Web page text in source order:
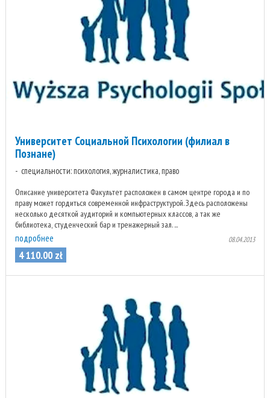
Университет Социальной Психологии (филиал в
Познане)
специальности: психология, журналистика, право
Описание университета Факультет расположен в самом центре города и по
праву может гордиться современной инфраструктурой. Здесь расположены
несколько десяткой аудиторий и компьютерных классов, а так же
библиотека, студенческий бар и тренажерный зал. ...
подробнее 08.04.2013
4 110.00 zł